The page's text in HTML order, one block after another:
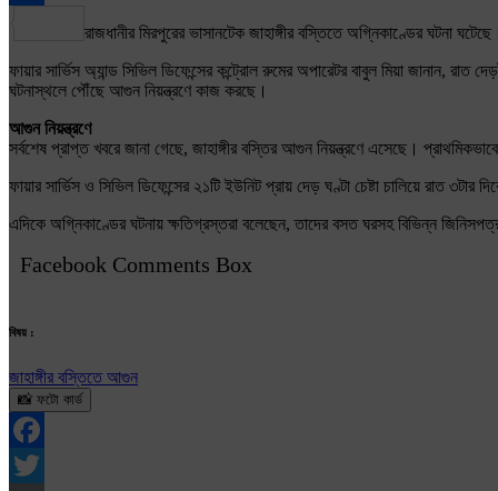
Share
রাজধানীর মিরপুরের ভাসানটেক জাহাঙ্গীর বস্তিতে অগ্নিকাণ্ডের ঘটনা
ফায়ার সার্ভিস অ্যান্ড সিভিল ডিফেন্সের কন্ট্রোল রুমের অপারেটর বাবুল মিয়া জানান,
ঘটনাস্থলে পৌঁছে আগুন নিয়ন্ত্রণে কাজ করছে।
আগুন নিয়ন্ত্রণে
সর্বশেষ প্রাপ্ত খবরে জানা গেছে, জাহাঙ্গীর বস্তির আগুন নিয়ন্ত্রণে এসেছে।
ফায়ার সার্ভিস ও সিভিল ডিফেন্সের ২১টি ইউনিট প্রায় দেড় ঘণ্টা চেষ্টা চালিয়ে রাত ৩টার
এদিকে অগ্নিকাণ্ডের ঘটনায় ক্ষতিগ্রস্তরা বলেছেন, তাদের বসত ঘরসহ বিভিন্ন
Facebook Comments Box
বিষয় :
জাহাঙ্গীর বস্তিতে আগুন
📸 ফটো কার্ড
Facebook